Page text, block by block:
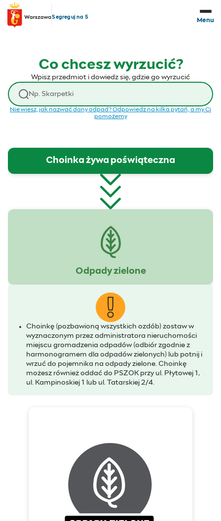
Przejdź do treści
Segreguj na 5
Menu
Co chcesz wyrzucić?
Wpisz przedmiot i dowiedz się, gdzie go wyrzucić
Wyszukaj odpad
Nie wiesz, jak nazwać dany odpad? Odpowiedz na kilka pytań, a my Ci
pomożemy
Choinka żywa poświąteczna
Odpady zielone
Choinkę (pozbawioną wszystkich ozdób) zostaw w
wyznaczonym przez administratora nieruchomości
miejscu gromadzenia odpadów (odbiór zgodnie z
harmonogramem dla odpadów zielonych) lub potnij i
wrzuć do pojemnika na odpady zielone. Choinkę
możesz również oddać do PSZOK przy ul. Płytowej 1,
ul. Kampinoskiej 1 lub ul. Tatarskiej 2/4.